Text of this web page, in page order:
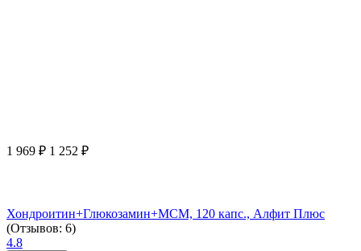
1 969 ₽ 1 252 ₽
Хондроитин+Глюкозамин+МСМ, 120 капс., Алфит Плюс
(Отзывов: 6)
4.8